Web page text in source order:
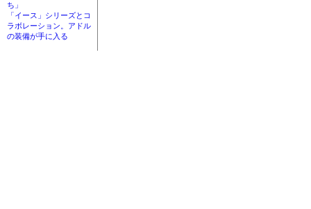
ち」
「イース」シリーズとコ
ラボレーション。アドル
の装備が手に入る